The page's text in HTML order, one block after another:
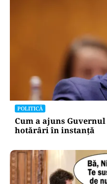
POLITICĂ
Cum a ajuns
hotărâri în instanță